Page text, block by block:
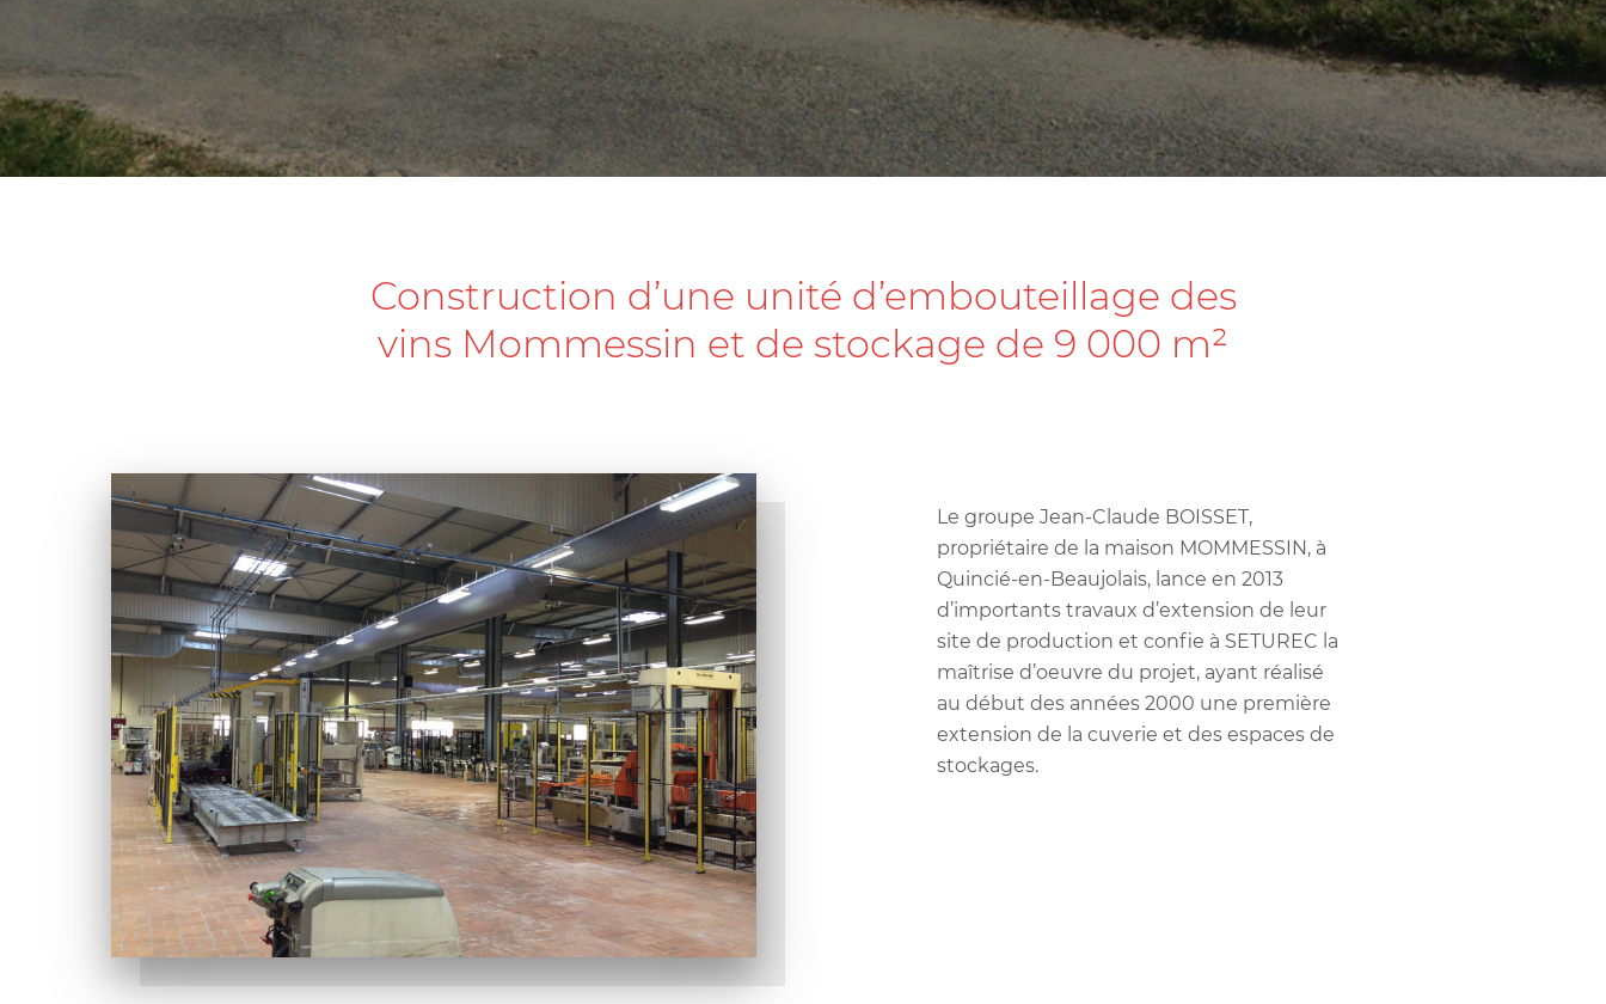
Construction d’une unité d’embouteillage des
vins Mommessin et de stockage de 9 000 m²
Le groupe Jean-Claude BOISSET,
propriétaire de la maison MOMMESSIN, à
Quincié-en-Beaujolais, lance en 2013
d’importants travaux d’extension de leur
site de production et confie à SETUREC la
maîtrise d’oeuvre du projet, ayant réalisé
au début des années 2000 une première
extension de la cuverie et des espaces de
stockages.